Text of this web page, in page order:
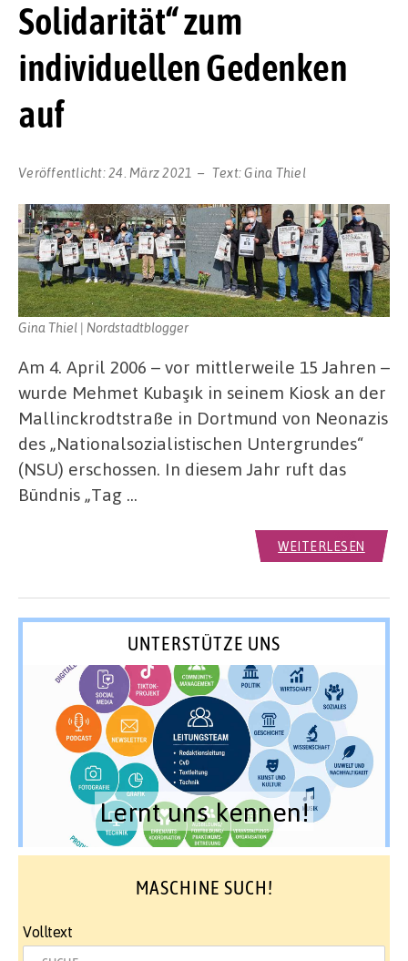
Solidarität“ zum
individuellen Gedenken
auf
Veröffentlicht:24. März 2021 Text:Gina Thiel
Gina Thiel | Nordstadtblogger
Am 4. April 2006 – vor mittlerweile 15 Jahren –
wurde Mehmet Kubaşık in seinem Kiosk an der
Mallinckrodtstraße in Dortmund von Neonazis
des „Nationalsozialistischen Untergrundes“
(NSU) erschossen. In diesem Jahr ruft das
Bündnis „Tag …
WEITERLESEN
UNTERSTÜTZE UNS
Lernt uns kennen!
MASCHINE SUCH!
Volltext